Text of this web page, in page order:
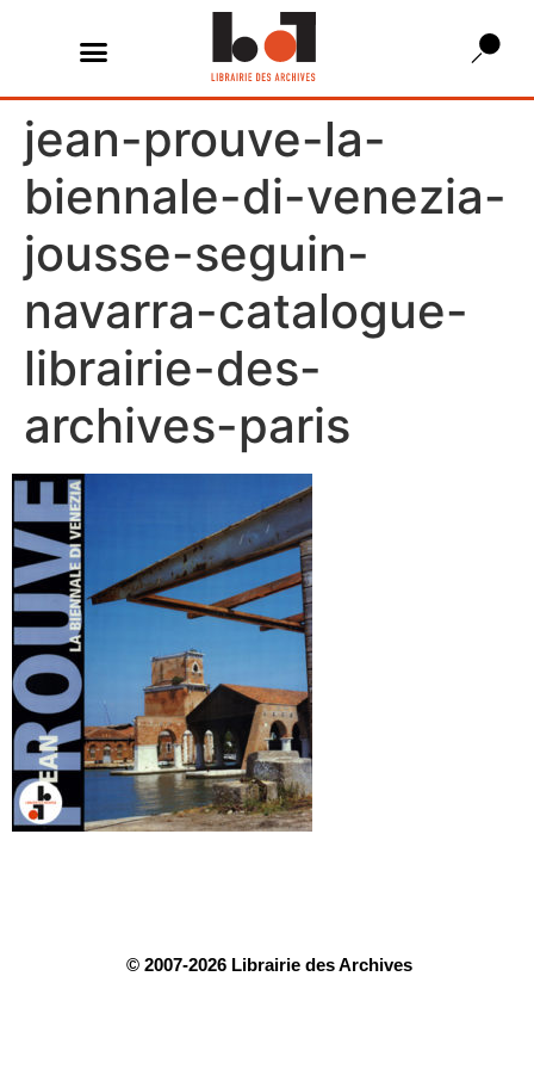
jean-prouve-la-
biennale-di-venezia-
jousse-seguin-
navarra-catalogue-
librairie-des-
archives-paris
© 2007-2026 Librairie des Archives